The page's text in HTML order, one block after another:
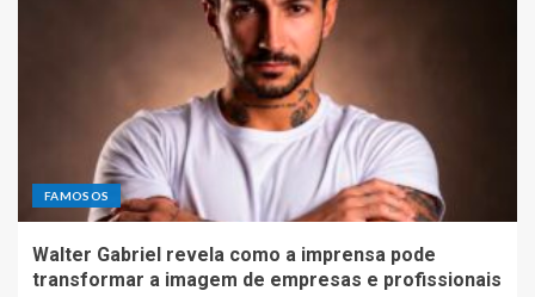
FAMOSOS
Walter Gabriel revela como a imprensa pode
transformar a imagem de empresas e profissionais